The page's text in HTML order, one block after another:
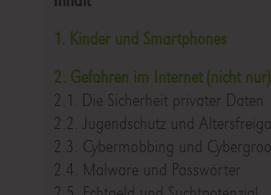
1. Kinder und Smartphones
2. Gefahren im Internet (nicht
2.1. Die Sicherheit privater Daten
2.2. Jugendschutz und
2.3. Cybermobbing und
2.4. Malware und Passwörter